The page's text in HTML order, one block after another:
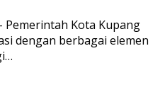
Pemerintah Kota Kupang
dengan berbagai elemen